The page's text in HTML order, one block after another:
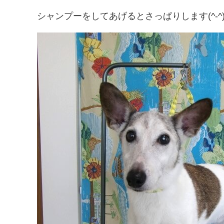
シャンプーをしてあげるとさっぱりします(^-